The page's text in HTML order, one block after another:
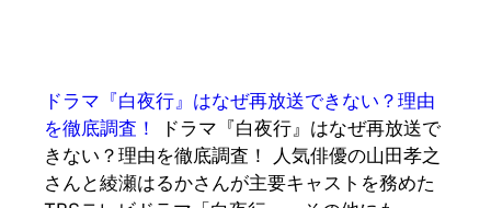
ドラマ『白夜行』はなぜ再放送できない？理由
を徹底調査！
ドラマ『白夜行』はなぜ再放送で
きない？理由を徹底調査！ 人気俳優の山田孝之
さんと綾瀬はるかさんが主要キャストを務めた